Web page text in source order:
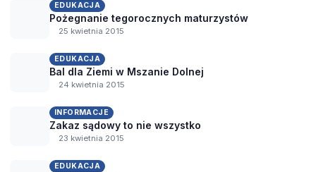
EDUKACJA
Pożegnanie tegorocznych maturzystów
25 kwietnia 2015
EDUKACJA
Bal dla Ziemi w Mszanie Dolnej
24 kwietnia 2015
INFORMACJE
Zakaz sądowy to nie wszystko
23 kwietnia 2015
EDUKACJA